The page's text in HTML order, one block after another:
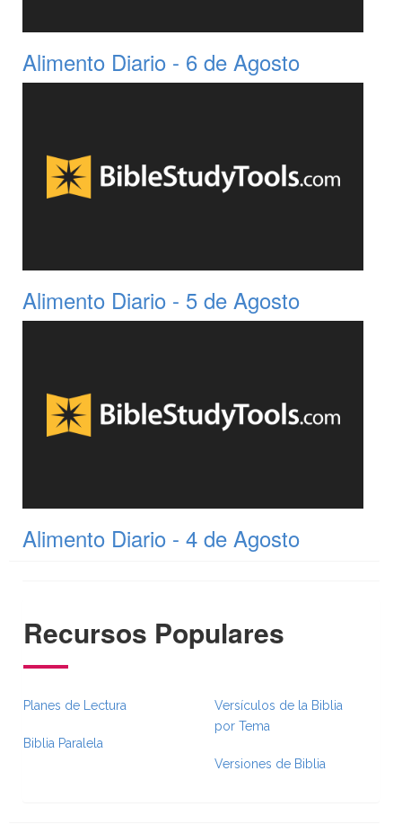
Alimento Diario - 6 de Agosto
Alimento Diario - 5 de Agosto
Alimento Diario - 4 de Agosto
Recursos Populares
Planes de Lectura
Biblia Paralela
Versículos de la Biblia
por Tema
Versiones de Biblia